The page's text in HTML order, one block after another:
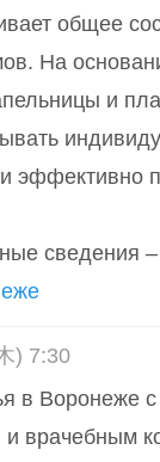
общее
На
и
эффективно
сведения
) 7:30
в Воронеже
врачебным